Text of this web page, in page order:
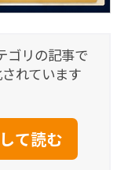
ゴリの記事で
れています